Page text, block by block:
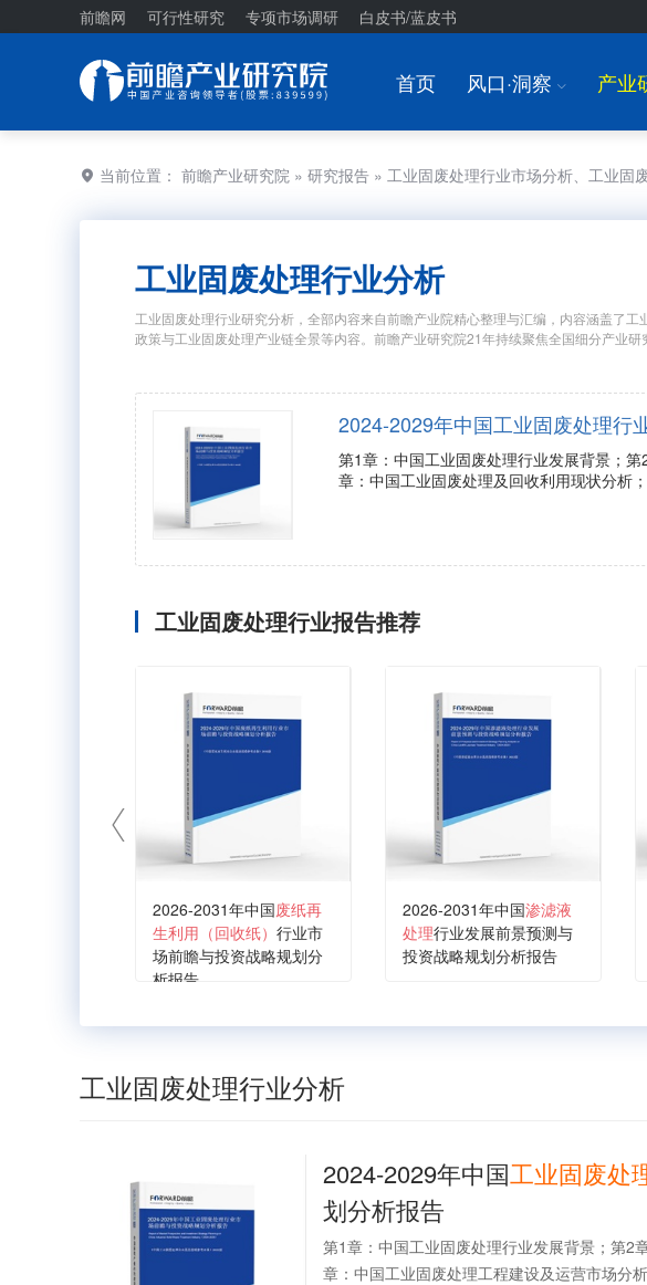
前瞻网 可行性研究 专项市场调研 白皮书/蓝皮书
首页 风口·洞察 I 产业
当前位置： 前瞻产业研究院 » 研究报告 » 工业固废处理行业市场分析、工业固
工业固废处理行业分析
工业固废处理行业研究分析，全部内容来自前瞻产业院精心整理与汇编，内容涵盖了
政策与工业固废处理产业链全景等内容。前瞻产业研究院21年持续聚焦全国细分产业
2024-2029年中国工业固废处理行
第1章：中国工业固废处理行业发展背景；
章：中国工业固废处理及回收利用现状分析
工业固废处理行业报告推荐
2026-2031年中国废纸再
生利用（回收纸） 行业市
场前瞻与投资战略规划分
析报告
2026-2031年中国渗滤液
处理行业发展前景预测与
投资战略规划分析报告
工业固废处理行业分析
2024-2029年中国工业固废处
划分析报告
第1章：中国工业固废处理行业发展背景；第2
章：中国工业固废处理工程建设及运营市场分